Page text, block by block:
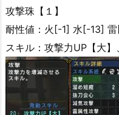
攻撃珠【１】
耐性値：火[-1] 水[-13]
スキル：攻撃力UP【大